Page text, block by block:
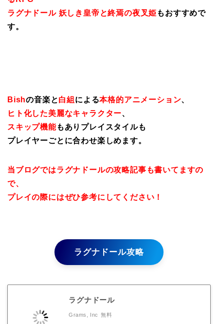
ラグナドール 妖しき皇帝と終焉の夜叉姫 もおすすめで
す。
Bishの音楽と白組 による本格的アニメーション、
ヒト化した美麗なキャラクター、
スキップ機能もありプレイスタイルも
プレイヤーごとに合わせ楽しめます。
当ブログではラグナドールの攻略記事も書いてますの
で、
プレイの際にはぜひ参考にしてください！
ラグナドール攻略
ラグナドール
Grams, Inc 無料